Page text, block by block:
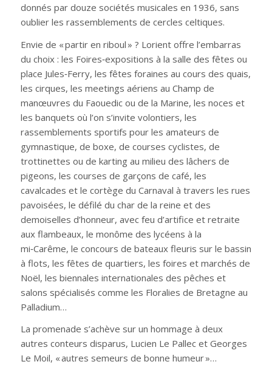
donnés par douze sociétés musicales en 1936, sans
oublier les rassemblements de cercles celtiques.
Envie de « partir en riboul » ? Lorient offre l’embarras
du choix : les Foires‑expositions à la salle des fêtes ou
place Jules‑Ferry, les fêtes foraines au cours des quais,
les cirques, les meetings aériens au Champ de
manœuvres du Faouedic ou de la Marine, les noces et
les banquets où l’on s’invite volontiers, les
rassemblements sportifs pour les amateurs de
gymnastique, de boxe, de courses cyclistes, de
trottinettes ou de karting au milieu des lâchers de
pigeons, les courses de garçons de café, les
cavalcades et le cortège du Carnaval à travers les rues
pavoisées, le défilé du char de la reine et des
demoiselles d’honneur, avec feu d’artifice et retraite
aux flambeaux, le monôme des lycéens à la
mi‑Carême, le concours de bateaux fleuris sur le bassin
à flots, les fêtes de quartiers, les foires et marchés de
Noël, les biennales internationales des pêches et
salons spécialisés comme les Floralies de Bretagne au
Palladium…
La promenade s’achève sur un hommage à deux
autres conteurs disparus, Lucien Le Pallec et Georges
Le Moil, « autres semeurs de bonne humeur »…